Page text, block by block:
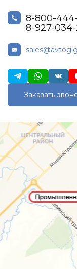
8-800-
8-927-
Заказать